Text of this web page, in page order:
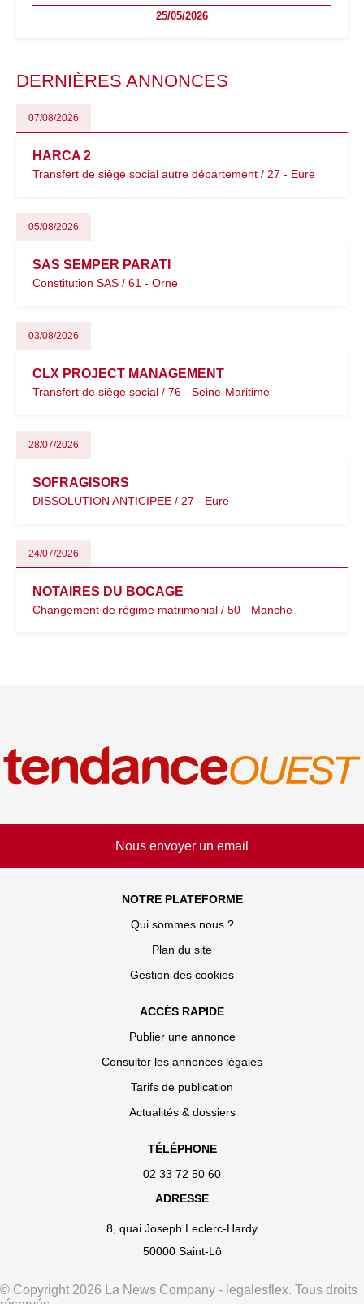
facturation ou risque de bascule vers la TVA : les règles
25/05/2026
DERNIÈRES ANNONCES
07/08/2026
HARCA 2
Transfert de siège social autre département / 27 - Eure
05/08/2026
SAS SEMPER PARATI
Constitution SAS / 61 - Orne
03/08/2026
CLX PROJECT MANAGEMENT
Transfert de siège social / 76 - Seine-Maritime
28/07/2026
SOFRAGISORS
DISSOLUTION ANTICIPEE / 27 - Eure
24/07/2026
NOTAIRES DU BOCAGE
Changement de régime matrimonial / 50 - Manche
Nous envoyer un email
NOTRE PLATEFORME
Qui sommes nous ?
Plan du site
Gestion des cookies
ACCÈS RAPIDE
Publier une annonce
Consulter les annonces légales
Tarifs de publication
Actualités & dossiers
TÉLÉPHONE
02 33 72 50 60
ADRESSE
8, quai Joseph Leclerc-Hardy
50000 Saint-Lô
© Copyright 2026 La News Company - legalesflex. Tous droits